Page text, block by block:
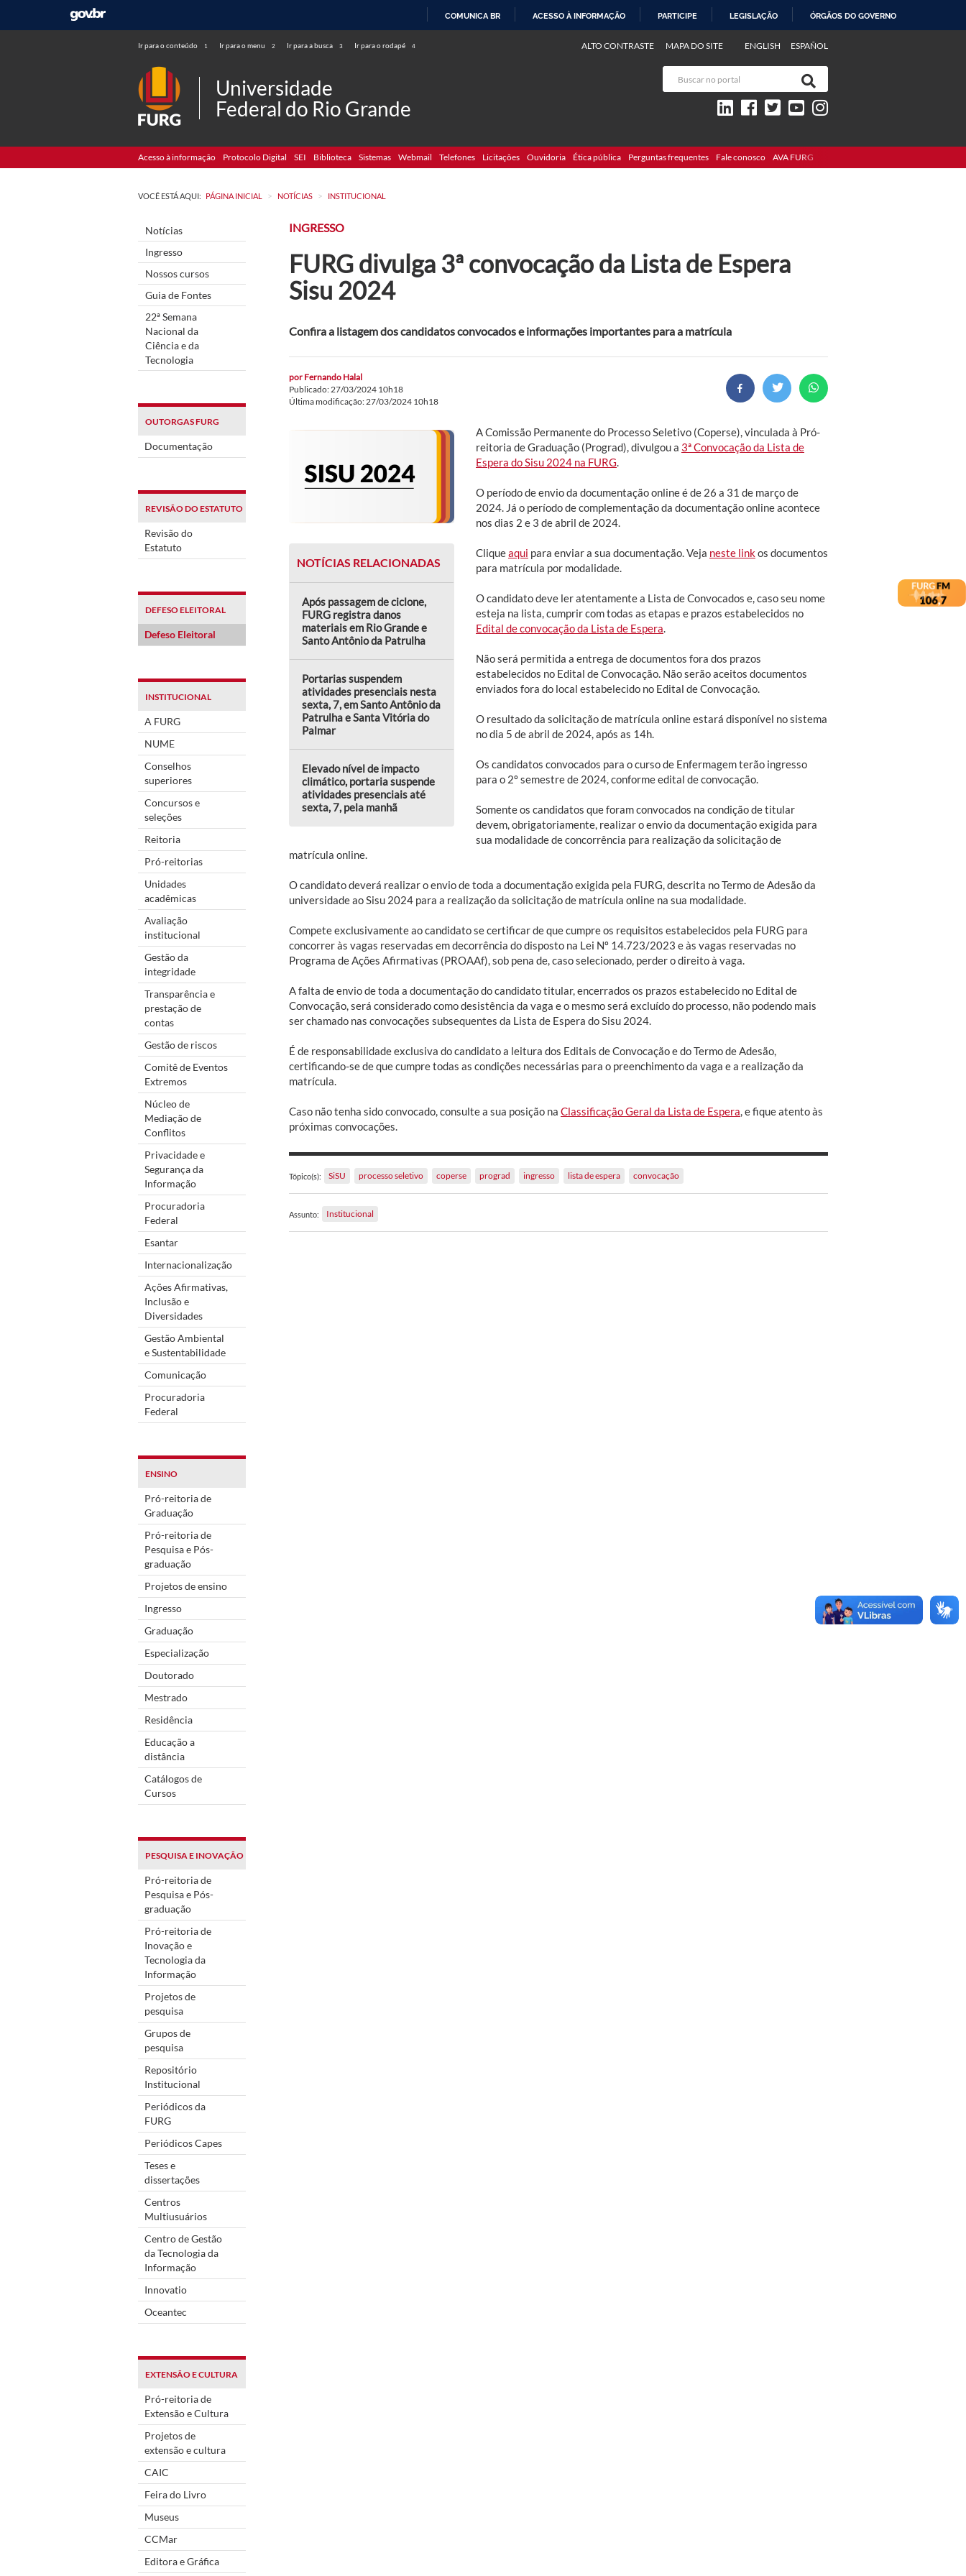
COMUNICA BR ACESSO À INFORMAÇÃO PARTICIPE LEGISLAÇÃO ÓRGÃOS DO GOVERNO
Ir para o conteúdo 1 Ir para o menu 2 Ir para a busca 3 Ir para o rodapé 4 ENGLISH ESPAÑOL
ALTO CONTRASTE MAPA DO SITE
Universidade
Federal do Rio Grande
Acesso à informação Protocolo Digital SEI Biblioteca Sistemas Webmail Telefones Licitações Ouvidoria Ética pública Perguntas frequentes Fale conosco AVA FURG
VOCÊ ESTÁ AQUI: PÁGINA INICIAL > NOTÍCIAS > INSTITUCIONAL
Notícias
Ingresso
Nossos cursos
Guia de Fontes
22ª Semana
Nacional da
Ciência e da
Tecnologia
OUTORGAS FURG
Documentação
REVISÃO DO ESTATUTO
Revisão do
Estatuto
DEFESO ELEITORAL
Defeso Eleitoral
INSTITUCIONAL
A FURG
NUME
Conselhos
superiores
Concursos e
seleções
Reitoria
Pró-reitorias
Unidades
acadêmicas
Avaliação
institucional
Gestão da
integridade
Transparência e
prestação de
contas
Gestão de riscos
Comitê de Eventos
Extremos
Núcleo de
Mediação de
Conflitos
Privacidade e
Segurança da
Informação
Procuradoria
Federal
Esantar
Internacionalização
Ações Afirmativas,
Inclusão e
Diversidades
Gestão Ambiental
e Sustentabilidade
Comunicação
Procuradoria
Federal
ENSINO
Pró-reitoria de
Graduação
Pró-reitoria de
Pesquisa e Pós-
graduação
Projetos de ensino
Ingresso
Graduação
Especialização
Doutorado
Mestrado
Residência
Educação a
distância
Catálogos de
Cursos
PESQUISA E INOVAÇÃO
Pró-reitoria de
Pesquisa e Pós-
graduação
Pró-reitoria de
Inovação e
Tecnologia da
Informação
Projetos de
pesquisa
Grupos de
pesquisa
Repositório
Institucional
Periódicos da
FURG
Periódicos Capes
Teses e
dissertações
Centros
Multiusuários
Centro de Gestão
da Tecnologia da
Informação
Innovatio
Oceantec
EXTENSÃO E CULTURA
Pró-reitoria de
Extensão e Cultura
Projetos de
extensão e cultura
CAIC
Feira do Livro
Museus
CCMar
Editora e Gráfica
INGRESSO
FURG divulga 3ª convocação da Lista de Espera
Sisu 2024
Confira a listagem dos candidatos convocados e informações importantes para a matrícula
por Fernando Halal
Publicado: 27/03/2024 10h18
Última modificação: 27/03/2024 10h18
A Comissão Permanente do Processo Seletivo (Coperse), vinculada à Pró-
reitoria de Graduação (Prograd), divulgou a 3ª Convocação da Lista de
Espera do Sisu 2024 na FURG
NOTÍCIAS RELACIONADAS
Após passagem de ciclone,
FURG registra danos
materiais em Rio Grande e
Santo Antônio da Patrulha
Portarias suspendem
atividades presenciais nesta
sexta, 7, em Santo Antônio da
Patrulha e Santa Vitória do
Palmar
Elevado nível de impacto
climático, portaria suspende
atividades presenciais até
sexta, 7, pela manhã
O período de envio da documentação online é de 26 a 31 de março de
2024. Já o período de complementação da documentação online acontece
nos dias 2 e 3 de abril de 2024.
Cliqueaqui para enviar a sua documentação. Veja neste linkos documentos
para matrícula por modalidade.
O candidato deve ler atentamente a Lista de Convocados e, caso seu nome
esteja na lista, cumprir com todas as etapas e prazos estabelecidos no
Edital de convocação da Lista de Espera
Não será permitida a entrega de documentos fora dos prazos
estabelecidos no Edital de Convocação. Não serão aceitos documentos
enviados fora do local estabelecido no Edital de Convocação.
O resultado da solicitação de matrícula online estará disponível no sistema
no dia 5 de abril de 2024, após as 14h.
Os candidatos convocados para o curso de Enfermagem terão ingresso
para o 2º semestre de 2024, conforme edital de convocação.
Somente os candidatos que foram convocados na condição de titular
devem, obrigatoriamente, realizar o envio da documentação exigida para
sua modalidade de concorrência para realização da solicitação de
matrícula online.
O candidato deverá realizar o envio de toda a documentação exigida pela FURG, descrita no Termo de Adesão da
universidade ao Sisu 2024 para a realização da solicitação de matrícula online na sua modalidade.
Compete exclusivamente ao candidato se certificar de que cumpre os requisitos estabelecidos pela FURG para
concorrer às vagas reservadas em decorrência do disposto na Lei Nº 14.723/2023 e às vagas reservadas no
Programa de Ações Afirmativas (PROAAf), sob pena de, caso selecionado, perder o direito à vaga.
A falta de envio de toda a documentação do candidato titular, encerrados os prazos estabelecido no Edital de
Convocação, será considerado como desistência da vaga e o mesmo será excluído do processo, não podendo mais
ser chamado nas convocações subsequentes da Lista de Espera do Sisu 2024.
É de responsabilidade exclusiva do candidato a leitura dos Editais de Convocação e do Termo de Adesão,
certificando-se de que cumpre todas as condições necessárias para o preenchimento da vaga e a realização da
matrícula.
Caso não tenha sido convocado, consulte a sua posição na Classificação Geral da Lista de Espera , e fique atento às
próximas convocações.
Tópico(s): SiSU processo seletivo coperse prograd ingresso lista de espera convocação
Assunto: Institucional